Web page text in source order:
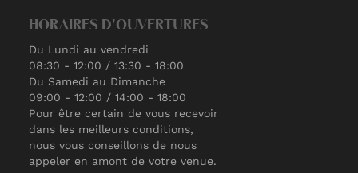
HORAIRES D'OUVERTURES
Du Lundi au vendredi
08:30 - 12:00 / 13:30 - 18:00
Du Samedi au Dimanche
09:00 - 12:00 / 14:00 - 18:00
Pour être certain de vous recevoir
dans les meilleurs conditions,
nous vous conseillons de nous
appeler en amont de votre venue.